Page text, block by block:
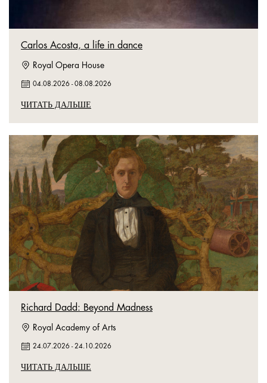
Carlos Acosta, a life in dance
Royal Opera House
04.08.2026 -08.08.2026
ЧИТАТЬ ДАЛЬШЕ
Richard Dadd: Beyond Madness
Royal Academy of Arts
24.07.2026 -24.10.2026
ЧИТАТЬ ДАЛЬШЕ